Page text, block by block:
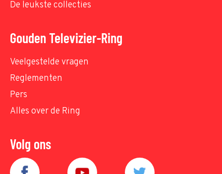
De leukste collecties
Gouden Televizier-Ring
Veelgestelde vragen
Reglementen
Pers
Alles over de Ring
Volg ons